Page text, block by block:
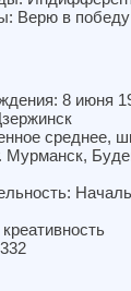
Верю в
8 июня
среднее,
Мурманск,